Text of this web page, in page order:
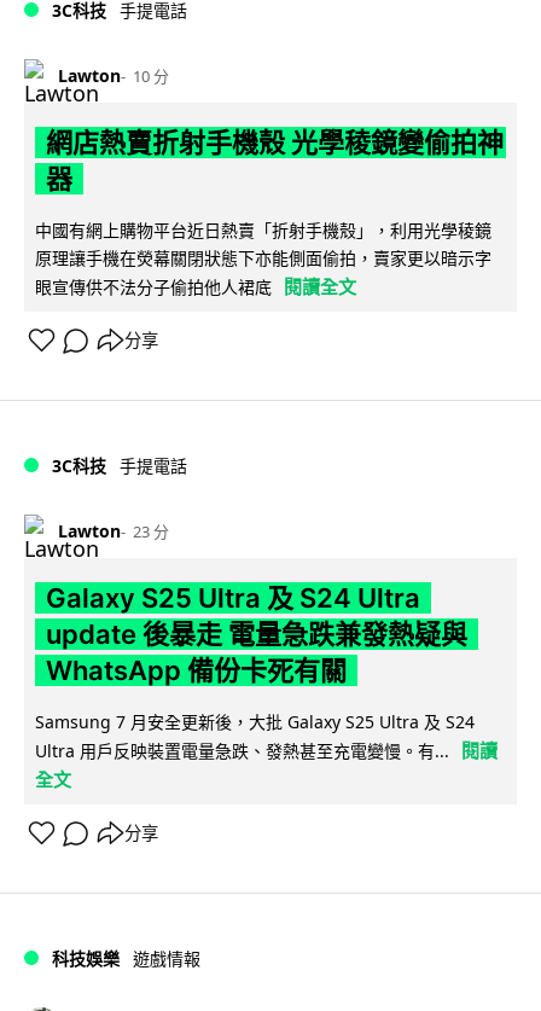
3C科技 手提電話
Lawton 10 分
網店熱賣折射手機殼 光學稜鏡變偷拍神
器
中國有網上購物平台近日熱賣「折射手機殼」，利用光學稜鏡
原理讓手機在熒幕關閉狀態下亦能側面偷拍，賣家更以暗示字
眼宣傳供不法分子偷拍他人裙底 閱讀全文
分享
3C科技 手提電話
Lawton 23 分
Galaxy S25 Ultra 及 S24 Ultra
update 後暴走 電量急跌兼發熱疑與
WhatsApp 備份卡死有關
Samsung 7 月安全更新後，大批 Galaxy S25 Ultra 及 S24
Ultra 用戶反映裝置電量急跌、發熱甚至充電變慢。有...
閱讀
全文
分享
科技娛樂 遊戲情報